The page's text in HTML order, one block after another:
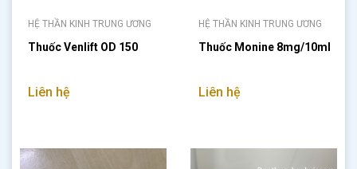
HỆ THẦN KINH TRUNG ƯƠNG
Thuốc Venlift OD 150
Liên hệ
HỆ THẦN KINH TRUNG ƯƠNG
Thuốc Monine 8mg/10ml
Liên hệ